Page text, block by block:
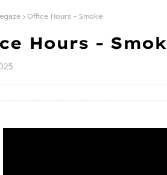
Office Hours - Smoke
Hours -